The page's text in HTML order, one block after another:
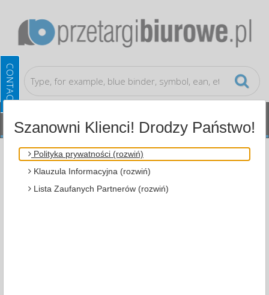
Small office accessories Desktop organizers
Szanowni Klienci! Drodzy Państwo!
Polityka prywatności (rozwiń)
Klauzula Informacyjna (rozwiń)
Lista Zaufanych Partnerów (rozwiń)